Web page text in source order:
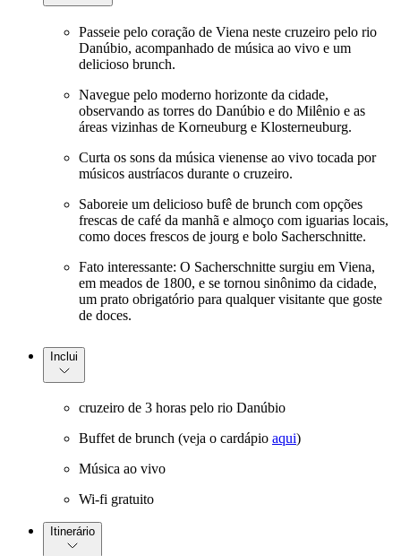
Passeie pelo coração de Viena neste cruzeiro pelo rio
Danúbio, acompanhado de música ao vivo e um
delicioso brunch.
Navegue pelo moderno horizonte da cidade,
observando as torres do Danúbio e do Milênio e as
áreas vizinhas de Korneuburg e Klosterneuburg.
Curta os sons da música vienense ao vivo tocada por
músicos austríacos durante o cruzeiro.
Saboreie um delicioso bufê de brunch com opções
frescas de café da manhã e almoço com iguarias locais,
como doces frescos de jourg e bolo Sacherschnitte.
Fato interessante: O Sacherschnitte surgiu em Viena,
em meados de 1800, e se tornou sinônimo da cidade,
um prato obrigatório para qualquer visitante que goste
de doces.
Inclui
cruzeiro de 3 horas pelo rio Danúbio
Buffet de brunch (veja o cardápio aqui)
Música ao vivo
Wi-fi gratuito
Itinerário